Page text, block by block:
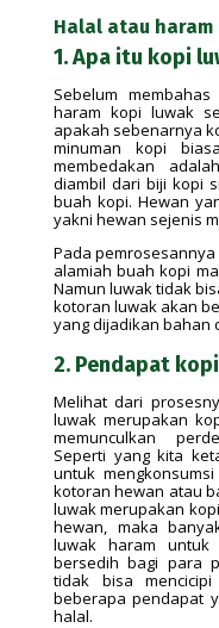
Halal atau
1. Apa itu kopi
Sebelum
haram kopi luwak
apakah sebenarnya
minuman kopi
membedakan
diambil dari biji kopi
buah kopi. Hewan
yakni hewan sejenis
Pada
alamiah buah kopi
Namun luwak tidak
kotoran luwak akan
yang dijadikan bahan
2. Pendapat
Melihat dari
luwak merupakan
memunculkan
Seperti yang kita
untuk
kotoran hewan atau
luwak merupakan
hewan, maka
luwak haram untuk
bersedih bagi para
tidak bisa
beberapa pendapat
halal.